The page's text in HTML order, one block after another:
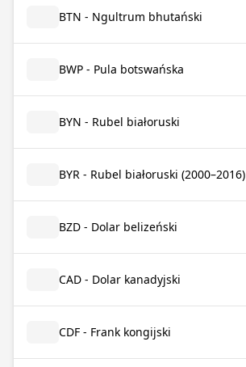
BTN - Ngultrum bhutański
BWP - Pula botswańska
BYN - Rubel białoruski
BYR - Rubel białoruski (2000–2016)
BZD - Dolar belizeński
CAD - Dolar kanadyjski
CDF - Frank kongijski